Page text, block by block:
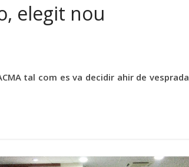
elegit nou
tal com es va decidir ahir de vesprada